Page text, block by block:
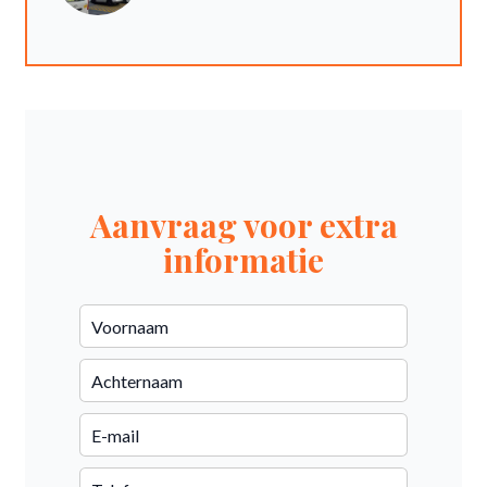
Aanvraag voor extra
informatie